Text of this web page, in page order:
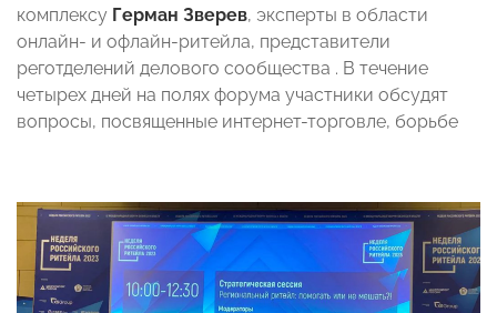
комплексу Герман Зверев, эксперты в области
онлайн- и офлайн-ритейла, представители
реготделений делового сообщества . В течение
четырех дней на полях форума участники обсудят
вопросы, посвященные интернет-торговле, борьбе